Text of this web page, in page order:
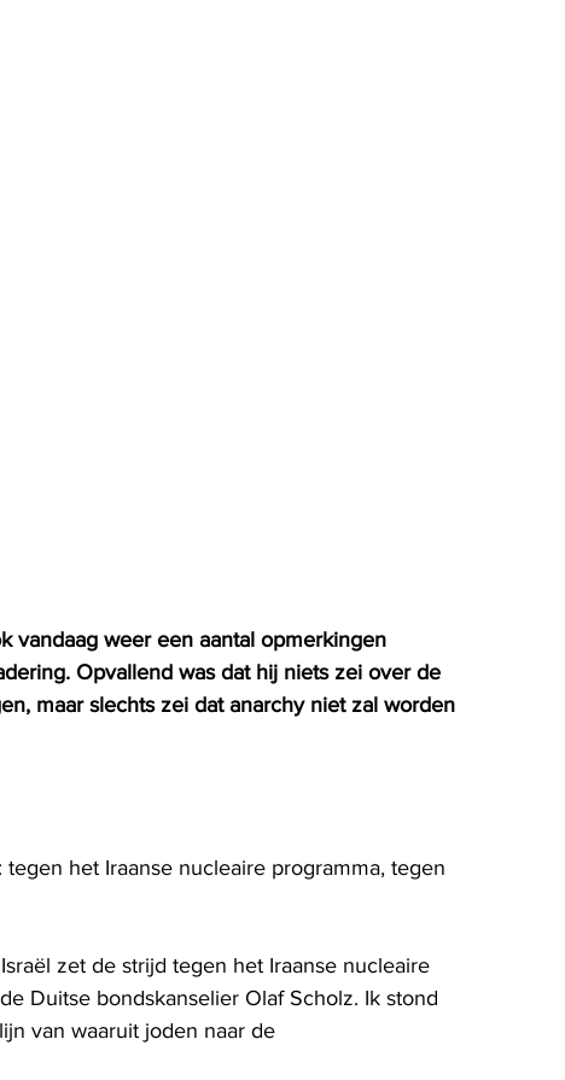
vandaag weer een aantal opmerkingen
Opvallend was dat hij niets zei over de
maar slechts zei dat anarchy niet zal worden
het Iraanse nucleaire programma, tegen
zet de strijd tegen het Iraanse nucleaire
Duitse bondskanselier Olaf Scholz. Ik stond
van waaruit joden naar de